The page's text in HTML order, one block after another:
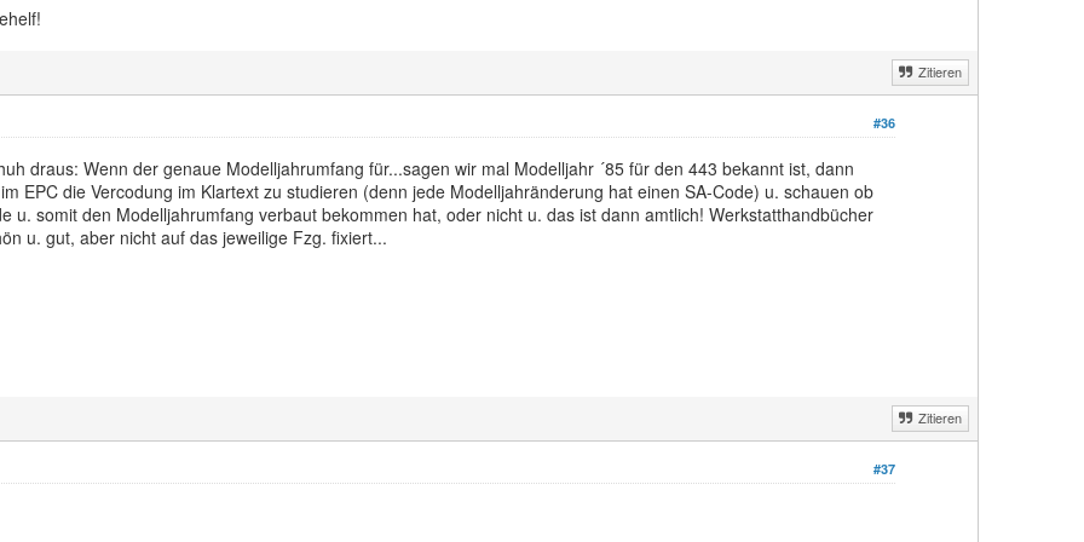
Zitieren
#36
draus: Wenn der genaue Modelljahrumfang für...sagen wir mal Modelljahr ´85 für den 443 bekannt ist, dann
EPC die Vercodung im Klartext zu studieren (denn jede Modelljahränderung hat einen SA-Code) u. schauen ob
u. somit den Modelljahrumfang verbaut bekommen hat, oder nicht u. das ist dann amtlich! Werkstatthandbücher
u. gut, aber nicht auf das jeweilige Fzg. fixiert...
Zitieren
#37